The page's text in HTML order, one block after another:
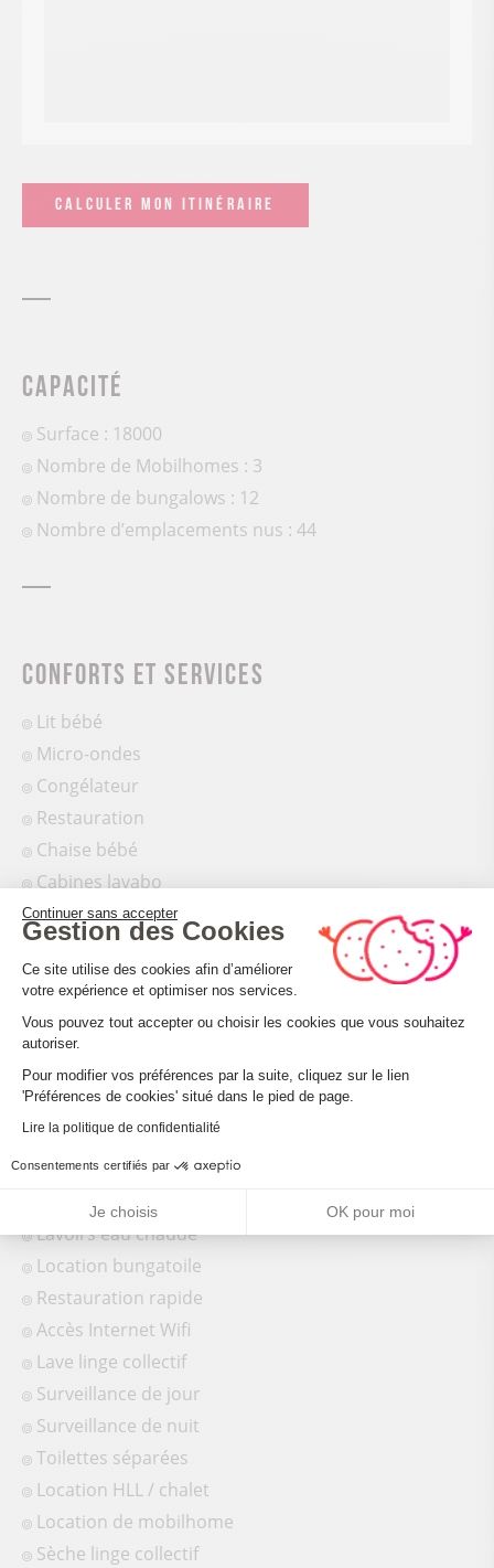
CALCULER MON ITINÉRAIRE
Capacité
Surface : 18000
Nombre de Mobilhomes : 3
Nombre de bungalows : 12
Nombre d’emplacements nus : 44
Conforts et services
Lit bébé
Micro-ondes
Congélateur
Restauration
Chaise bébé
Cabines lavabo
Coin repassage
Douches chaudes
Dépôt de pain
Table à langer
Baignoire bébé
Bureau d'accueil
Matériel Bébé
Animaux acceptés
Lavabos eau chaude
Lavoirs eau chaude
Location bungatoile
Restauration rapide
Accès Internet Wifi
Lave linge collectif
Surveillance de jour
Surveillance de nuit
Toilettes séparées
Location HLL / chalet
Location de mobilhome
Sèche linge collectif
Continuer sans accepter
Gestion des Cookies
Plateforme de Gestion du
Ce site utilise des cookies afin d’améliorer
votre expérience et optimiser nos services.
Vous pouvez tout accepter ou choisir les cookies que vous souhaitez
autoriser.
Pour modifier vos préférences par la suite, cliquez sur le lien
'Préférences de cookies' situé dans le pied de page.
Lire la politique de confidentialité
Consentements certifiés par
Je choisis OK pour moi